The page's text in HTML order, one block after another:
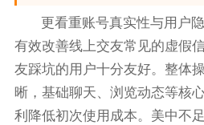
更看重账号真实性与用户
有效改善线上交友常见的虚假
友踩坑的用户十分友好。整体
晰，基础聊天、浏览动态等核
利降低初次使用成本。美中不